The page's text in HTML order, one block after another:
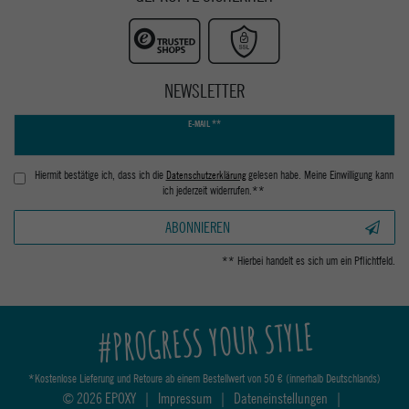
NEWSLETTER
E-MAIL **
Hiermit bestätige ich, dass ich die Daten­schutz­erklärunggelesen habe. Meine Einwilligung kann
ich jederzeit widerrufen.**
ABONNIEREN
** Hierbei handelt es sich um ein Pflichtfeld.
#PROGRESS YOUR STYLE
*Kostenlose Lieferung und Retoure ab einem Bestellwert von 50 € (innerhalb Deutschlands)
© 2026 EPOXY | Impressum | Dateneinstellungen |